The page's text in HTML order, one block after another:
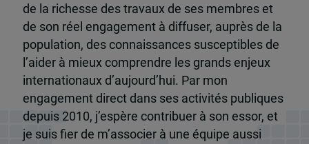
de la richesse des travaux de ses membres et
de son réel engagement à diffuser, auprès de la
population, des connaissances susceptibles de
l’aider à mieux comprendre les grands enjeux
internationaux d’aujourd’hui. Par mon
engagement direct dans ses activités publiques
depuis 2010, j’espère contribuer à son essor, et
je suis fier de m’associer à une équipe aussi